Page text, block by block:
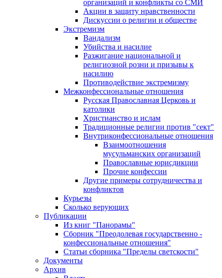
организаций и конфликты со СМИ
Акции в защиту нравственности
Дискуссии о религии и обществе
Экстремизм
Вандализм
Убийства и насилие
Разжигание национальной и
религиозной розни и призывы к
насилию
Противодействие экстремизму
Межконфессиональные отношения
Русская Православная Церковь и
католики
Христианство и ислам
Традиционные религии против "сект"
Внутриконфессиональные отношения
Взаимоотношения
мусульманских организаций
Православные юрисдикции
Прочие конфессии
Другие примеры сотрудничества и
конфликтов
Курьезы
Сколько верующих
Публикации
Из книг "Панорамы"
Сборник "Преодолевая государственно -
конфессиональные отношения"
Статьи сборника "Пределы светскости"
Документы
Архив